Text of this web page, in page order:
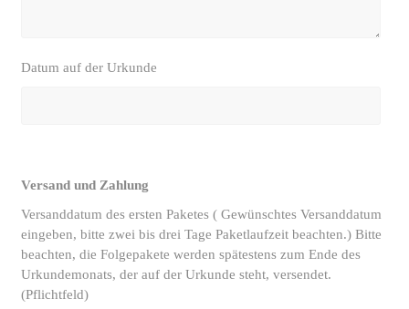
Datum auf der Urkunde
Versand und Zahlung
Versanddatum des ersten Paketes ( Gewünschtes Versanddatum
eingeben, bitte zwei bis drei Tage Paketlaufzeit beachten.) Bitte
beachten, die Folgepakete werden spätestens zum Ende des
Urkundemonats, der auf der Urkunde steht, versendet.
(Pflichtfeld)